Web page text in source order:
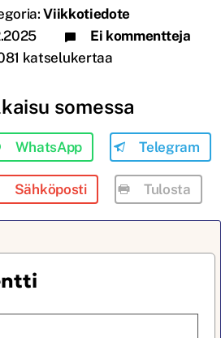
Viikkotiedote
Ei kommentteja
katselukertaa
somessa
WhatsApp Telegram
Sähköposti Tulosta